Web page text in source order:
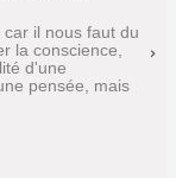
il nous faut du
la conscience,
d'une
pensée, mais